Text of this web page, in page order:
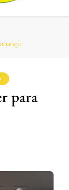
para